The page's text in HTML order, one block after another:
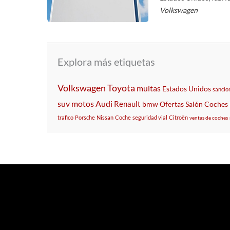
Volkswagen
Explora más etiquetas
VolkswagenToyota multas Estados Unidos
suv motos Audi Renault bmwOfertasSalón Coches
trafico Porsche Nissan Coche seguridad vial Citroën ventas de coches